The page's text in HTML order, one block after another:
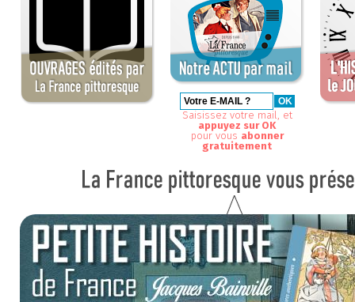
Saisissez votre mail, et
appuyez sur OK
pour vous abonner
gratuitement